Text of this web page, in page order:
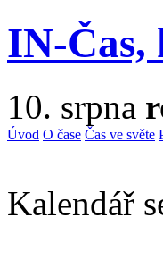
IN-Čas,
10. srpna
Úvod O čase Čas ve světe
Kalendář